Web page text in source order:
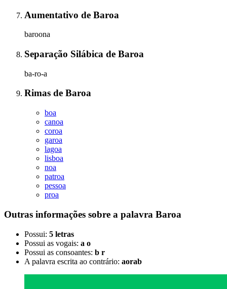
Aumentativo de Baroa
baroona
Separação Silábica de Baroa
ba-ro-a
Rimas de Baroa
boa
canoa
coroa
garoa
lagoa
lisboa
noa
patroa
pessoa
proa
Outras informações sobre a palavra Baroa
Possui: 5 letras
Possui as vogais: a o
Possui as consoantes: b r
A palavra escrita ao contrário: aorab